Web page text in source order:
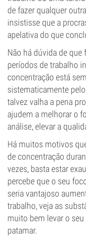
de fazer qualquer
insistisse que a
apelativa do que
Não há dúvida de que
períodos de trabalho
concentração está
sistematicamente
talvez valha a pena
ajudem a melhorar o
análise, elevar a
Há muitos motivos
de concentração
vezes, basta estar
percebe que o seu
seria vantajoso
trabalho, veja as
muito bem levar o
patamar.